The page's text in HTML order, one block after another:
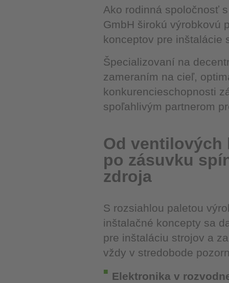
Ako rodinná spoločnosť
GmbH širokú výrobkovú
konceptov pre inštalácie
Špecializovaní na
zameraním na cieľ,
konkurencieschopnosti
spoľahlivým partnerom
Od ventilových
po zásuvku
zdroja
S rozsiahlou paletou
inštalačné koncepty sa
pre inštaláciu strojov a
vždy v stredobode
Elektronika v